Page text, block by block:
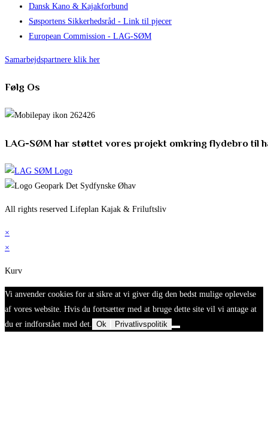
Dansk Kano & Kajakforbund
Søsportens Sikkerhedsråd - Link til pjecer
European Commission - LAG-SØM
Samarbejdspartnere klik her
Følg Os
LAG-SØM har støttet vores projekt omkring flydebro til
All rights reserved Lifeplan Kajak & Friluftsliv
×
×
Kurv
Vi anvender cookies for at sikre at vi giver dig den bedst mulige oplevelse
af vores website. Hvis du fortsætter med at bruge dette site vil vi antage at
du er indforstået med det. Ok Privatlivspolitik